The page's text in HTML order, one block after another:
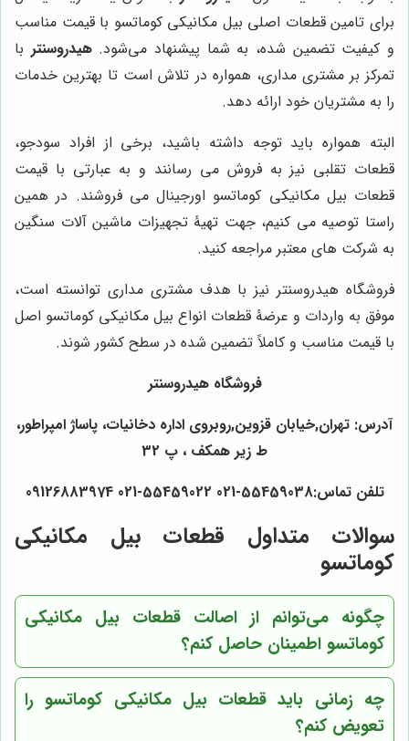
برای تامین قطعات اصلی بیل مکانیکی کوماتسو با قیمت مناسب
و کیفیت تضمین شده، به شما پیشنهاد می‌شود.هیدروسنتر با
تمرکز بر مشتری مداری، همواره در تلاش است تا بهترین خدمات
را به مشتریان خود ارائه دهد.
البته همواره باید توجه داشته باشید، برخی از افراد سودجو،
قطعات تقلبی نیز به فروش می رسانند و به عبارتی با قیمت
قطعات بیل مکانیکی کوماتسو اورجینال می فروشند. در همین
راستا توصیه می کنیم، جهت تهیۀ تجهیزات ماشین آلات سنگین
به شرکت های معتبر مراجعه کنید.
فروشگاه هیدروسنتر نیز با هدف مشتری مداری توانسته است،
موفق به واردات و عرضۀ قطعات انواع بیل مکانیکی کوماتسو اصل
با قیمت مناسب و کاملاً تضمین شده در سطح کشور شوند.
فروشگاه هیدروسنتر
آدرس: تهران,خیابان قزوین,روبروی اداره دخانیات، پاساژ امپراطور،
ط زیر همکف ، پ 32
تلفن تماس:55459038-021 55459022-021 09126883974
سوالات متداول قطعات بیل مکانیکی
کوماتسو
چگونه می‌توانم از اصالت قطعات بیل مکانیکی
کوماتسو اطمینان حاصل کنم؟
چه زمانی باید قطعات بیل مکانیکی کوماتسو را
تعویض کنم؟